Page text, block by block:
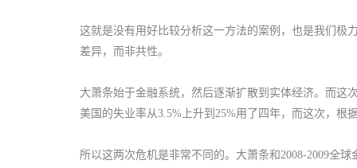
这就是没有用好比较分析这一方法的案例，也是我们极
差异，而非共性。
大萧条始于金融系统，然后逐渐扩散到实体经济。而这
美国的失业率从3.5%上升到25%用了四年，而这次，根
所以这两次危机是非常不同的。大萧条和2008-2009全